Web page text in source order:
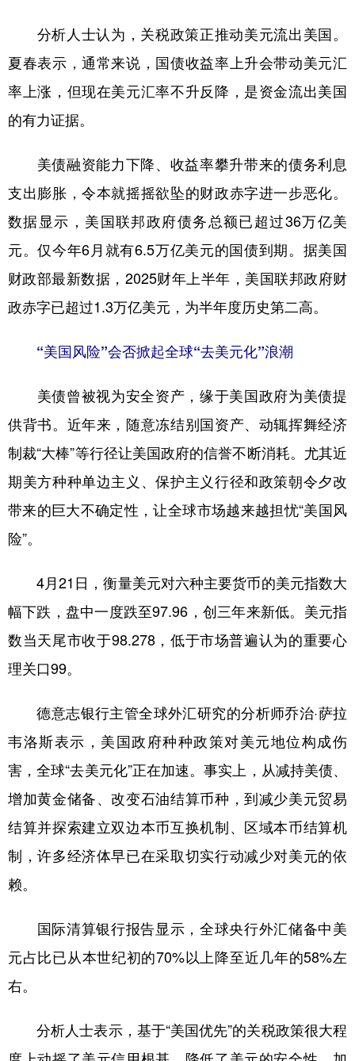
分析人士认为，关税政策正推动美元流出美国。
夏春表示，通常来说，国债收益率上升会带动美元汇
率上涨，但现在美元汇率不升反降，是资金流出美国
的有力证据。
美债融资能力下降、收益率攀升带来的债务利息
支出膨胀，令本就摇摇欲坠的财政赤字进一步恶化。
数据显示，美国联邦政府债务总额已超过36万亿美
元。仅今年6月就有6.5万亿美元的国债到期。据美国
财政部最新数据，2025财年上半年，美国联邦政府财
政赤字已超过1.3万亿美元，为半年度历史第二高。
“美国风险”会否掀起全球“去美元化”浪潮
美债曾被视为安全资产，缘于美国政府为美债提
供背书。近年来，随意冻结别国资产、动辄挥舞经济
制裁“大棒”等行径让美国政府的信誉不断消耗。尤其近
期美方种种单边主义、保护主义行径和政策朝令夕改
带来的巨大不确定性，让全球市场越来越担忧“美国风
险”。
4月21日，衡量美元对六种主要货币的美元指数大
幅下跌，盘中一度跌至97.96，创三年来新低。美元指
数当天尾市收于98.278，低于市场普遍认为的重要心
理关口99。
德意志银行主管全球外汇研究的分析师乔治·萨拉
韦洛斯表示，美国政府种种政策对美元地位构成伤
害，全球“去美元化”正在加速。事实上，从减持美债、
增加黄金储备、改变石油结算币种，到减少美元贸易
结算并探索建立双边本币互换机制、区域本币结算机
制，许多经济体早已在采取切实行动减少对美元的依
赖。
国际清算银行报告显示，全球央行外汇储备中美
元占比已从本世纪初的70%以上降至近几年的58%左
右。
分析人士表示，基于“美国优先”的关税政策很大程